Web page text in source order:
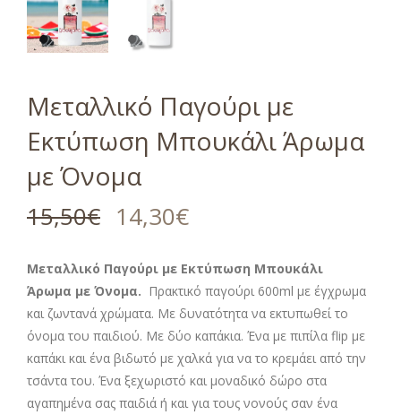
Μεταλλικό Παγούρι με
Εκτύπωση Μπουκάλι Άρωμα
με Όνομα
15,50€ 14,30€
Μεταλλικό Παγούρι με Εκτύπωση Μπουκάλι
Άρωμα με Όνομα. Πρακτικό παγούρι 600ml με έγχρωμα
και ζωντανά χρώματα. Με δυνατότητα να εκτυπωθεί το
όνομα του παιδιού. Με δύο καπάκια. Ένα με πιπίλα flip με
καπάκι και ένα βιδωτό με χαλκά για να το κρεμάει από την
τσάντα του. Ένα ξεχωριστό και μοναδικό δώρο στα
αγαπημένα σας παιδιά ή και για τους νονούς σαν ένα